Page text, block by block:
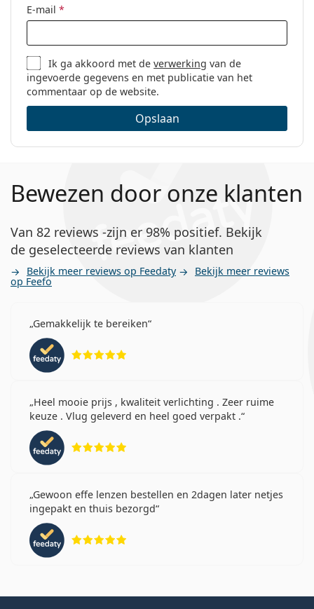
E-mail *
Ik ga akkoord met deverwerking van de
ingevoerde gegevens en met publicatie van het
commentaar op de website.
Opslaan
Bewezen door onze klanten
Van 82 reviews -zijn er 98% positief. Bekijk
de geselecteerde reviews van klanten
Bekijk meer reviews op Feedaty Bekijk meer reviews
op Feefo
Gemakkelijk te bereiken
Heel mooie prijs , kwaliteit verlichting . Zeer ruime
keuze . Vlug geleverd en heel goed verpakt .
Gewoon effe lenzen bestellen en 2dagen later netjes
ingepakt en thuis bezorgd